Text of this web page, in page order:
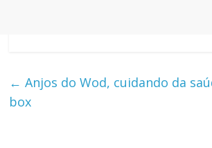
← Anjos do Wod, cuidando da
box